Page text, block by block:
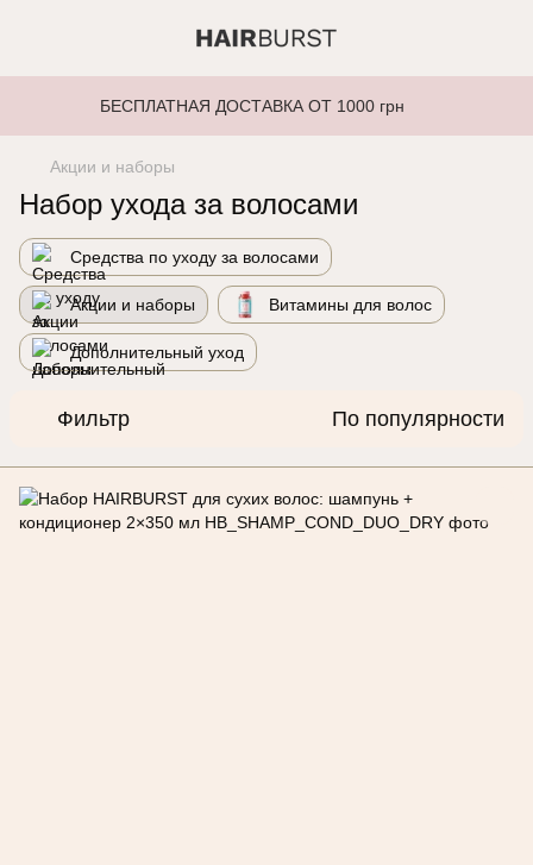
БЕСПЛАТНАЯ ДОСТАВКА ОТ 1000 грн
Акции и наборы
Набор ухода за волосами
Средства по уходу за волосами
Акции и наборы Витамины для волос
Дополнительный уход
Фильтр По популярности